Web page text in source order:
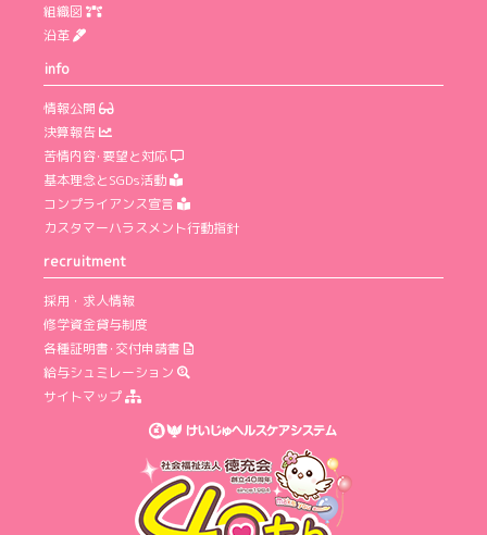
組織図
沿革
info
情報公開
決算報告
苦情内容･要望と対応
基本理念とSGDs活動
コンプライアンス宣言
カスタマーハラスメント行動指針
recruitment
採用・求人情報
修学資金貸与制度
各種証明書･交付申請書
給与シュミレーション
サイトマップ